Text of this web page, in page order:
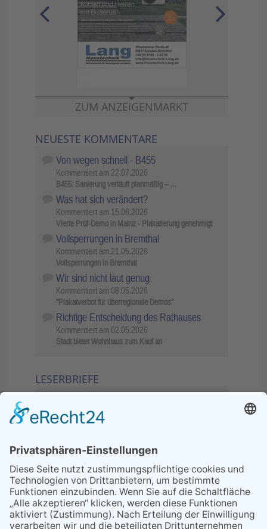
ZUM ANZEIGENMARKT
NEUESTE KOMMENTARE
Von wegen schnell - B455
Kommentiert am 22.07.2026
B455: Sanierung verläuft planmäßig – …
Was hat sich verändert?
Kommentiert am 15.06.2026
Vierte Prüf-Demo in Mainz - Plakatierung genehmigt
Vollsperrungen in Bremthal
Kommentiert am 21.05.2026
Vollsperrungen in Bremthal
Wir sind nicht laut genug
Kommentiert am 08.05.2026
"Plakatverbot für überregionale Demos"
Richtige Entscheidung des Rathauses
Kommentiert am 02.05.2026
Stadt bietet Wohnhaus zum Kauf an
LESERBRIEFE
Sperrung B455: Kleiner
Grenzverkehr statt weite Wege
21.04.2026
Wenn Bahn-Computer nicht
miteinander kommunizieren
11.03.2026
"Plakatverbot für überregionale
Demos"
04.02.2026